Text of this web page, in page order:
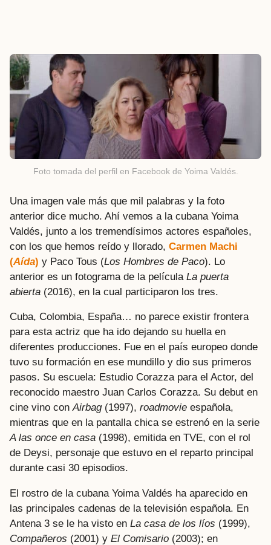
Foto tomada del perfil en Facebook de Yoima Valdés.
Una imagen vale más que mil palabras y la foto
anterior dice mucho. Ahí vemos a la cubana Yoima
Valdés, junto a los tremendísimos actores españoles,
con los que hemos reído y llorado, Carmen Machi
(Aída) y Paco Tous (Los Hombres de Paco). Lo
anterior es un fotograma de la película La puerta
abierta (2016), en la cual participaron los tres.
Cuba, Colombia, España… no parece existir frontera
para esta actriz que ha ido dejando su huella en
diferentes producciones. Fue en el país europeo donde
tuvo su formación en ese mundillo y dio sus primeros
pasos. Su escuela: Estudio Corazza para el Actor, del
reconocido maestro Juan Carlos Corazza. Su debut en
cine vino conAirbag (1997), roadmovie española,
mientras que en la pantalla chica se estrenó en la serie
A las once en casa (1998), emitida en TVE, con el rol
de Deysi, personaje que estuvo en el reparto principal
durante casi 30 episodios.
El rostro de la cubana Yoima Valdés ha aparecido en
las principales cadenas de la televisión española. En
Antena 3 se le ha visto en La casa de los líos (1999),
Compañeros (2001) y El Comisario (2003); en